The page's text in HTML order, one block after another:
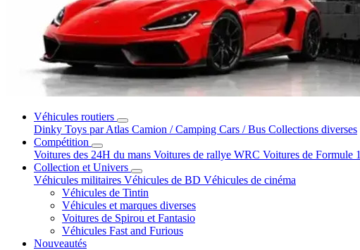
Véhicules routiers
Dinky Toys par Atlas Camion / Camping Cars / Bus Collections diverses
Compétition
Voitures des 24H du mans Voitures de rallye WRC Voitures de Formule 1
Collection et Univers
Véhicules militaires Véhicules de BD Véhicules de cinéma
Véhicules de Tintin
Véhicules et marques diverses
Voitures de Spirou et Fantasio
Véhicules Fast and Furious
Nouveautés